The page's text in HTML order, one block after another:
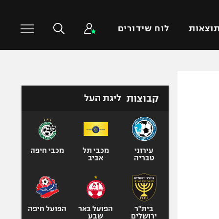
תוצאות לוח שידורים
טניס
כדורעף
ספורט אולימפי
קבוצות ליגת העל
עירוני
טבריה
מכבי תל
אביב
מכבי חיפה
בית"ר
ירושלים
הפועל באר
שבע
הפועל חיפה